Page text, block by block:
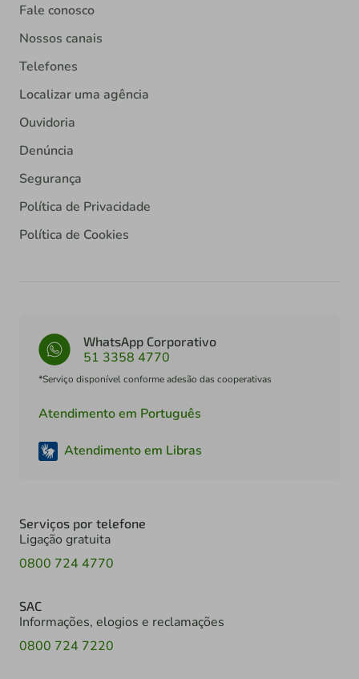
Fale conosco
Nossos canais
Telefones
Localizar uma agência
Ouvidoria
Denúncia
Segurança
Política de Privacidade
Política de Cookies
WhatsApp Corporativo
51 3358 4770
*Serviço disponível conforme adesão das cooperativas
Atendimento em Português
Atendimento em Libras
Serviços por telefone
Ligação gratuita
0800 724 4770
SAC
Informações, elogios e reclamações
0800 724 7220